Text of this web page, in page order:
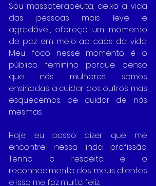
Sou massoterapeuta, deixo a vida
das pessoas mais leve e
agradável, ofereço um momento
de paz em meio ao caos da vida.
Meu foco nesse momento é o
público feminino porque penso
que nós mulheres somos
ensinadas a cuidar dos outros mas
esquecemos de cuidar de nós
mesmas.
Hoje eu posso dizer que me
encontrei nessa linda profissão.
Tenho o respeito e o
reconhecimento dos meus clientes
e isso me faz muito feliz.